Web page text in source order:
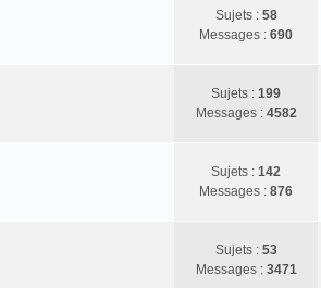
Sujets : 58
Messages : 690
Sujets : 199
Messages : 4582
Sujets : 142
Messages : 876
Sujets : 53
Messages : 3471